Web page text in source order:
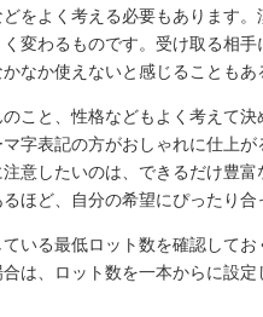
をよく考える必要もあります
変わるものです。受け取る相
なか使えないと感じることもあ
こと、性格などもよく考えて
字表記の方がおしゃれに仕上
意したいのは、できるだけ豊
ほど、自分の希望にぴったり合
いる最低ロット数を確認してお
は、ロット数を一本からに設